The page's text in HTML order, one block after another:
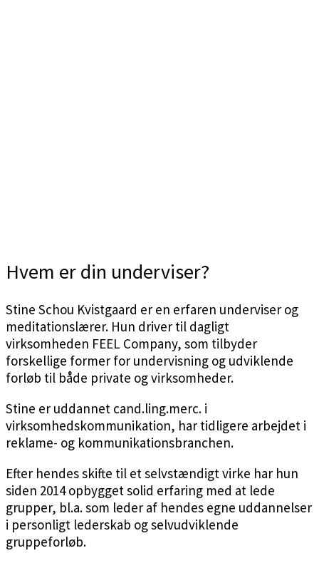
Hvem er din underviser?
Stine Schou Kvistgaard er en erfaren underviser og
meditationslærer. Hun driver til dagligt
virksomheden FEEL Company, som tilbyder
forskellige former for undervisning og udviklende
forløb til både private og virksomheder.
Stine er uddannet cand.ling.merc. i
virksomhedskommunikation, har tidligere arbejdet i
reklame- og kommunikationsbranchen.
Efter hendes skifte til et selvstændigt virke har hun
siden 2014 opbygget solid erfaring med at lede
grupper, bl.a. som leder af hendes egne uddannelser
i personligt lederskab og selvudviklende
gruppeforløb.